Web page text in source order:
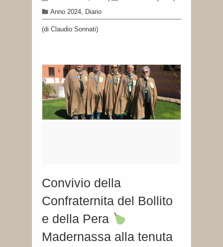
Anno 2024, Diario
(di Claudio Sonnati)
Convivio della
Confraternita del Bollito
e della Pera
Madernassa alla tenuta